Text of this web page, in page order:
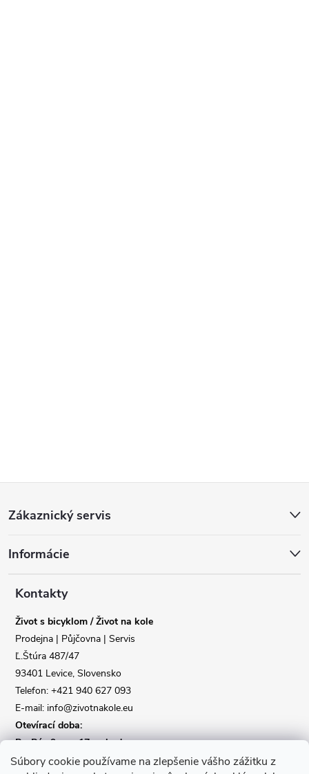
Súbory cookie používame na zlepšenie vášho zážitku z
p
Zákaznický servis
Informácie
Kontakty
Život s bicyklom / Život na kole
Prodejna | Půjčovna | Servis
Ľ.Štúra 487/47
93401 Levice, Slovensko
Telefon: +421 940 627 093
E-mail: info@zivotnakole.eu
Otevírací doba:
Po-Pá : 9,oo - 17,oo hod
So : 9,oo - 12,oo | Ne : Zavřeno